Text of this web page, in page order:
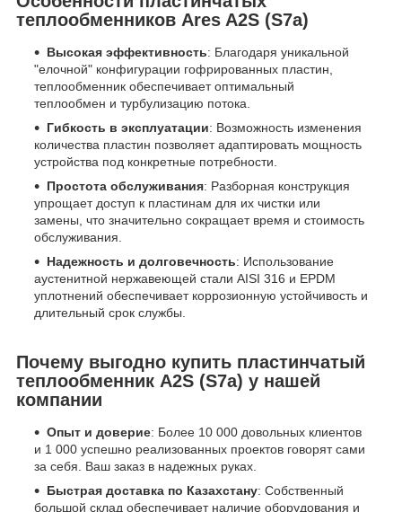
теплообменников Ares A2S (S7a)
Высокая эффективность: Благодаря уникальной
"елочной" конфигурации гофрированных пластин,
теплообменник обеспечивает оптимальный
теплообмен и турбулизацию потока.
Гибкость в эксплуатации: Возможность изменения
количества пластин позволяет адаптировать мощность
устройства под конкретные потребности.
Простота обслуживания: Разборная конструкция
упрощает доступ к пластинам для их чистки или
замены, что значительно сокращает время и стоимость
обслуживания.
Надежность и долговечность: Использование
аустенитной нержавеющей стали AISI 316 и EPDM
уплотнений обеспечивает коррозионную устойчивость и
длительный срок службы.
Почему выгодно купить пластинчатый
теплообменник A2S (S7a) у нашей
компании
Опыт и доверие: Более 10 000 довольных клиентов
и 1 000 успешно реализованных проектов говорят сами
за себя. Ваш заказ в надежных руках.
Быстрая доставка по Казахстану: Собственный
большой склад обеспечивает наличие оборудования и